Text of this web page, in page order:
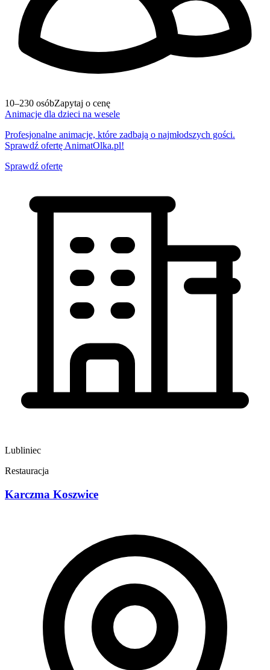
10–230 osóbZapytaj o cenę
Animacje dla dzieci na wesele
Profesjonalne animacje, które zadbają o najmłodszych gości.
Sprawdź ofertę AnimatOlka.pl!
Sprawdź ofertę
Lubliniec
Restauracja
Karczma Koszwice